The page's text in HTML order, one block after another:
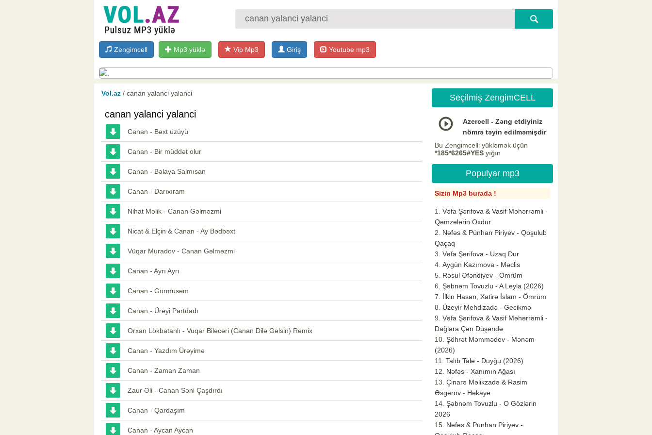
Zengimcell Mp3 yüklə Vip Mp3 Giriş Youtube mp3
Vol.az / canan yalanci yalanci
canan yalanci yalanci
Canan - Bəxt üzüyü
Canan - Bir müddət olur
Canan - Bəlaya Salmısan
Canan - Darıxıram
Nihat Məlik - Canan Gəlməzmi
Nicat & Elçin & Canan - Ay Bədbəxt
Vüqar Muradov - Canan Gəlməzmi
Canan - Ayrı Ayrı
Canan - Görmüsəm
Canan - Ürəyi Partdadı
Orxan Lökbatanlı - Vuqar Biləcəri (Canan Dilə Gəlsin) Remix
Canan - Yazdım Ürəyimə
Canan - Zaman Zaman
Zaur Əli - Canan Səni Çaşdırdı
Canan - Qardaşım
Canan - Aycan Aycan
Seçilmiş ZengimCELL
Azercell - Zəng etdiyiniz
nömrə təyin edilməmişdir
Bu Zengimcelli yükləmək üçün
*185*6265#YES yığın
Populyar mp3
Sizin Mp3 burada !
Vəfa Şərifova & Vasif Məhərrəmli -
Qəmzələrin Oxdur
Nəfəs & Pünhan Piriyev - Qoşulub
Qaçaq
Vəfa Şərifova - Uzaq Dur
Aygün Kazımova - Məclis
Rəsul Əfəndiyev - Ömrüm
Şəbnəm Tovuzlu - A Leyla (2026)
İlkin Hasan, Xatirə İslam - Ömrüm
Üzeyir Mehdizadə - Gecikmə
Vəfa Şərifova & Vasif Məhərrəmli -
Dağlara Çən Düşəndə
Şöhrət Məmmədov - Mənəm
(2026)
Talıb Tale - Duyğu (2026)
Nəfəs - Xanımın Ağası
Çinarə Məlikzadə & Rasim
Əsgərov - Hekayə
Şəbnəm Tovuzlu - O Gözlərin
2026
Nəfəs & Punhan Piriyev -